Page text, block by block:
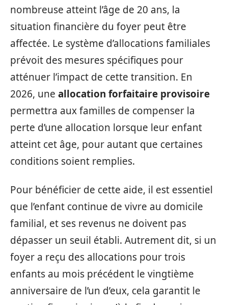
nombreuse atteint l’âge de 20 ans, la
situation financière du foyer peut être
affectée. Le système d’allocations familiales
prévoit des mesures spécifiques pour
atténuer l’impact de cette transition. En
2026, une allocation forfaitaire provisoire
permettra aux familles de compenser la
perte d’une allocation lorsque leur enfant
atteint cet âge, pour autant que certaines
conditions soient remplies.
Pour bénéficier de cette aide, il est essentiel
que l’enfant continue de vivre au domicile
familial, et ses revenus ne doivent pas
dépasser un seuil établi. Autrement dit, si un
foyer a reçu des allocations pour trois
enfants au mois précédent le vingtième
anniversaire de l’un d’eux, cela garantit le